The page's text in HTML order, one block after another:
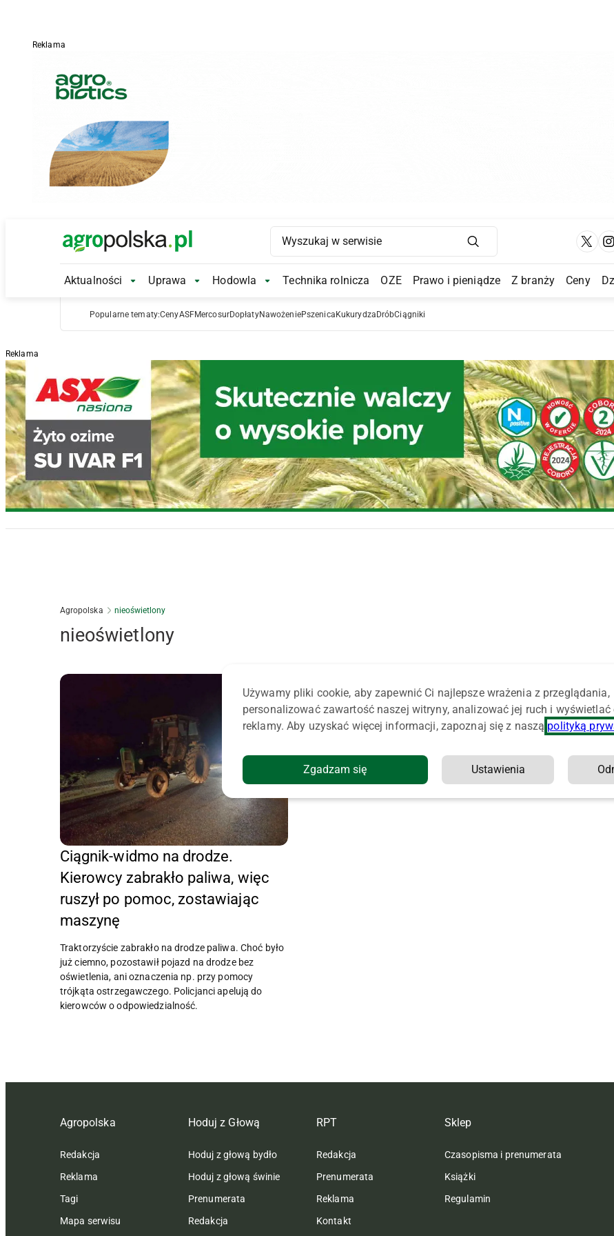
Reklama
Main Logo
Main Navigation
Aktualności Aktualności Submenu
Uprawa Uprawa Submenu
Hodowla Hodowla Submenu
Technika rolnicza OZE Prawo i pieniądze Z branży Ceny
Popularne tematy:CenyASFMercosurDopłatyNawożeniePszenica Kukurydza DróbCiągniki
Reklama
Agropolska nieoświetlony
nieoświetlony
Ciągnik-widmo na drodze.
Kierowcy zabrakło paliwa, więc
ruszył po pomoc, zostawiając
maszynę
Traktorzyście zabrakło na drodze paliwa. Choć było
już ciemno, pozostawił pojazd na drodze bez
oświetlenia, ani oznaczenia np. przy pomocy
trójkąta ostrzegawczego. Policjanci apelują do
kierowców o odpowiedzialność.
Agropolska
Redakcja
Reklama
Tagi
Mapa serwisu
Hoduj z Głową
Hoduj z głową bydło
Hoduj z głową świnie
Prenumerata
Redakcja
RPT
Redakcja
Prenumerata
Reklama
Kontakt
Sklep
Czasopisma i prenumerata
Książki
Regulamin
Używamy pliki cookie, aby zapewnić Ci najlepsze wrażenia z przeglądania,
personalizować zawartość naszej witryny, analizować jej ruch i wyświetlać
reklamy. Aby uzyskać więcej informacji, zapoznaj się z naszą polityką
Zgadzam się Ustawienia